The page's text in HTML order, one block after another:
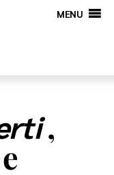
MENU
,